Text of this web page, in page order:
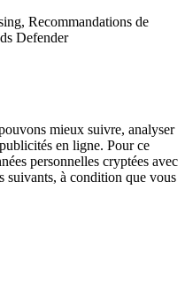
Recommandations de
Defender
mieux suivre, analyser
en ligne. Pour ce
personnelles cryptées avec
suivants, à condition que vous